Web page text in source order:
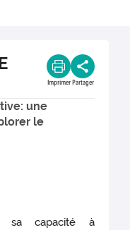
Imprimer Partager
une
le
sa capacité à